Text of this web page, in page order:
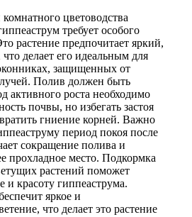
цветоводства
требует особого
растение предпочитает яркий,
делает его идеальным для
защищенных от
Полив должен быть
активного роста необходимо
почвы, но избегать застоя
гниение корней. Важно
период покоя после
сокращение полива и
прохладное место. Подкормка
растений поможет
и красоту гиппеаструма.
яркое и
что делает это растение